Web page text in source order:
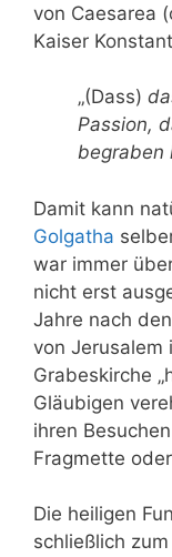
von Caesarea
Kaiser
„(Dass)
Passion,
begraben
Damit kann
Golgatha
war immer
nicht erst
Jahre nach
von Jerusalem
Grabeskirche
Gläubigen
ihren
Fragmette
Die heiligen
schließlich